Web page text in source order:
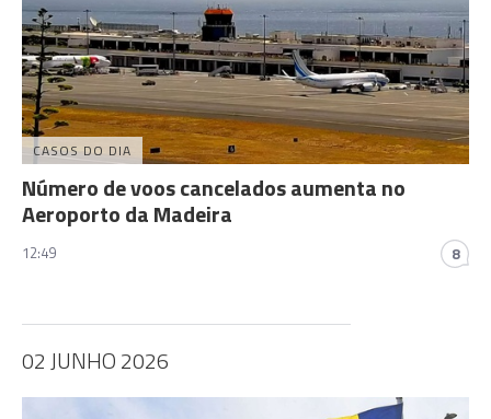
CASOS DO DIA
Número de voos cancelados aumenta no
Aeroporto da Madeira
12:49 8
02 JUNHO 2026